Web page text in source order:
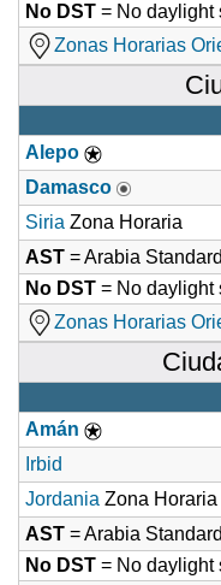
No DST = No daylight
Zonas Horarias
Alepo
Damasco
Siria Zona Horaria
AST = Arabia
No DST = No daylight
Zonas Horarias
Amán
Irbid
Jordania Zona Horaria
AST = Arabia
No DST = No daylight